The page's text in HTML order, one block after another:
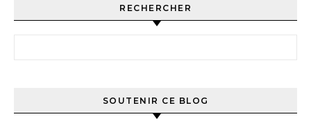
RECHERCHER
SOUTENIR CE BLOG